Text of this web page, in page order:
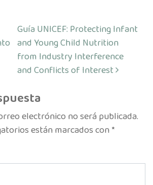
de entradas
Guía UNICEF: Protecting Infant
and Young Child Nutrition
from Industry Interference
and Conflicts of Interest
electrónico no será publicada.
están marcados con*